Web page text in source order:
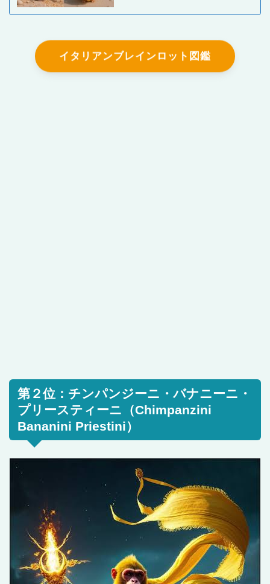
イタリアンブレインロット図鑑
第２位：チンパンジーニ・バナニーニ・
プリースティーニ（Chimpanzini
Bananini Priestini）